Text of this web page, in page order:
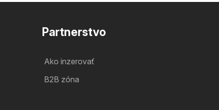
Partnerstvo
Ako inzerovať
B2B zóna